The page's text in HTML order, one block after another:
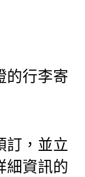
的行李寄
訂，並立
細資訊的